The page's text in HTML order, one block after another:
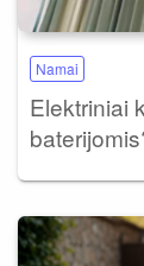
Namai
Elektriniai